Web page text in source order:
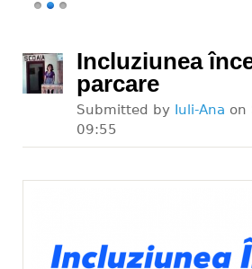
Incluziunea
parcare
Submitted by Iuli-Ana on
09:55